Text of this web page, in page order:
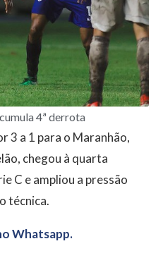
4ª derrota
3 a 1 para o Maranhão,
chegou à quarta
C e ampliou a pressão
técnica.
Whatsapp.